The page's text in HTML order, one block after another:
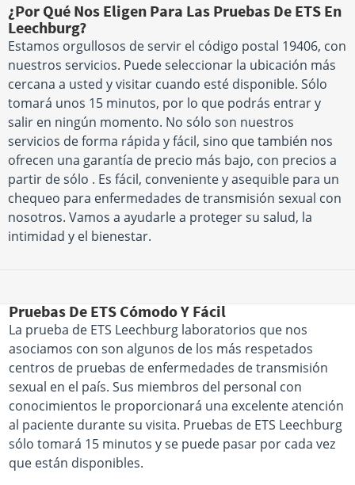
¿Por Qué Nos Eligen Para Las Pruebas De ETS En
Leechburg?
Estamos orgullosos de servir el código postal 19406, con
nuestros servicios. Puede seleccionar la ubicación más
cercana a usted y visitar cuando esté disponible. Sólo
tomará unos 15 minutos, por lo que podrás entrar y
salir en ningún momento. No sólo son nuestros
servicios de forma rápida y fácil, sino que también nos
ofrecen una garantía de precio más bajo, con precios a
partir de sólo . Es fácil, conveniente y asequible para un
chequeo para enfermedades de transmisión sexual con
nosotros. Vamos a ayudarle a proteger su salud, la
intimidad y el bienestar.
Pruebas De ETS Cómodo Y Fácil
La prueba de ETS Leechburg laboratorios que nos
asociamos con son algunos de los más respetados
centros de pruebas de enfermedades de transmisión
sexual en el país. Sus miembros del personal con
conocimientos le proporcionará una excelente atención
al paciente durante su visita. Pruebas de ETS Leechburg
sólo tomará 15 minutos y se puede pasar por cada vez
que están disponibles.